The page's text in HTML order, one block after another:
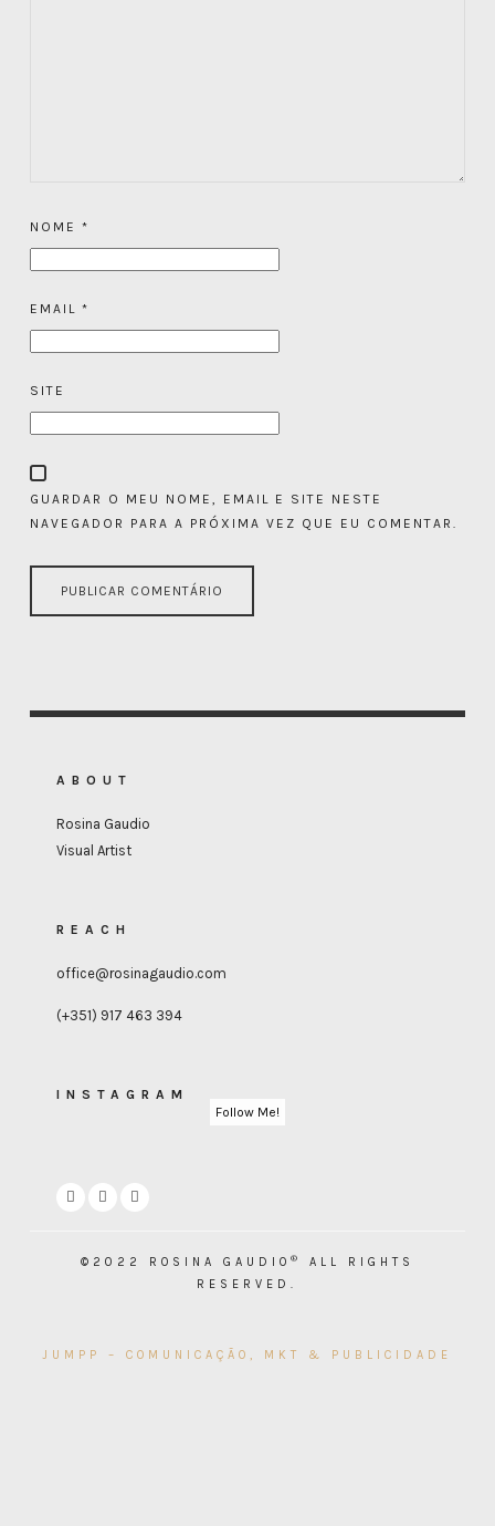
NOME *
EMAIL *
SITE
GUARDAR O MEU NOME, EMAIL E SITE NESTE
NAVEGADOR PARA A PRÓXIMA VEZ QUE EU COMENTAR.
ABOUT
Rosina Gaudio
Visual Artist
REACH
office@rosinagaudio.com
(+351) 917 463 394
INSTAGRAM
Follow Me!
©2022 ROSINA GAUDIO ®
ALL RIGHTS
RESERVED.
JUMPP – COMUNICAÇÃO, MKT & PUBLICIDADE